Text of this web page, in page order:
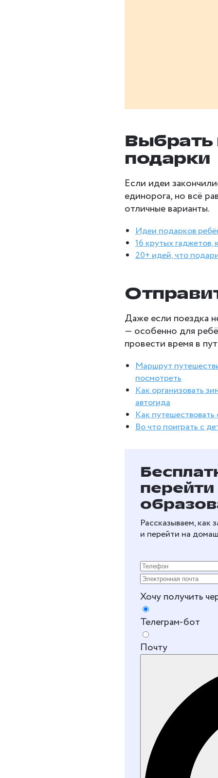
Выбрать
подарки
Если идеи
единорога, но всё
отличные варианты.
Идеи подарков
16 крутых гаджетов,
20+ идей, что
Даже если поездка
— особенно для
провести время в
Маршрут
посмотреть
Как организовать
автогида
Как
Во что поиграть с
Рассказываем,
и перейти на
Хочу получить
Телеграм-бот
Почту